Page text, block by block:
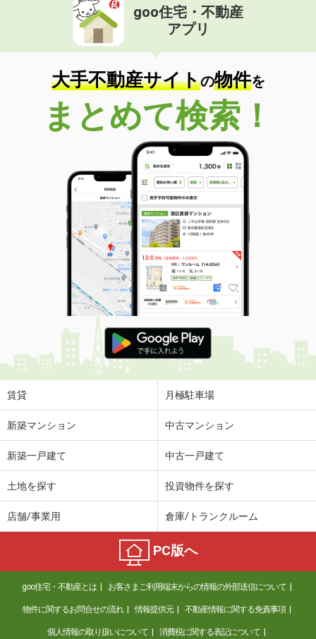
goo住宅・不動産
アプリ
大手不動産サイトの物件を
まとめて検索！
賃貸 月極駐車場
新築マンション 中古マンション
新築一戸建て 中古一戸建て
土地を探す 投資物件を探す
店舗/事業用 倉庫/トランクルーム
PC版へ
goo住宅・不動産とは お客さまご利用端末からの情報の外部送信について
物件に関するお問合せの流れ 情報提供元 不動産情報に関する免責事項
個人情報の取り扱いについて 消費税に関する表記について